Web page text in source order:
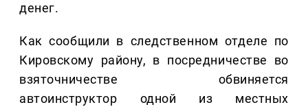
денег.
Как сообщили в следственном отделе по
Кировскому району, в посредничестве во
взяточничестве обвиняется
автоинструктор одной из местных